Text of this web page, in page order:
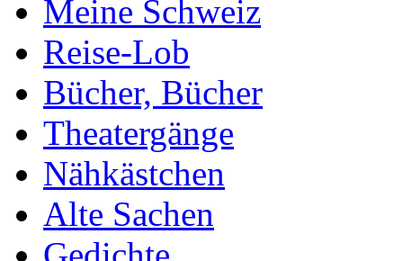
Meine Schweiz
Reise-Lob
Bücher, Bücher
Theatergänge
Nähkästchen
Alte Sachen